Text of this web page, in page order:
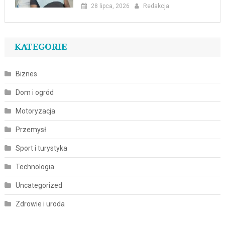
28 lipca, 2026 Redakcja
KATEGORIE
Biznes
Dom i ogród
Motoryzacja
Przemysł
Sport i turystyka
Technologia
Uncategorized
Zdrowie i uroda